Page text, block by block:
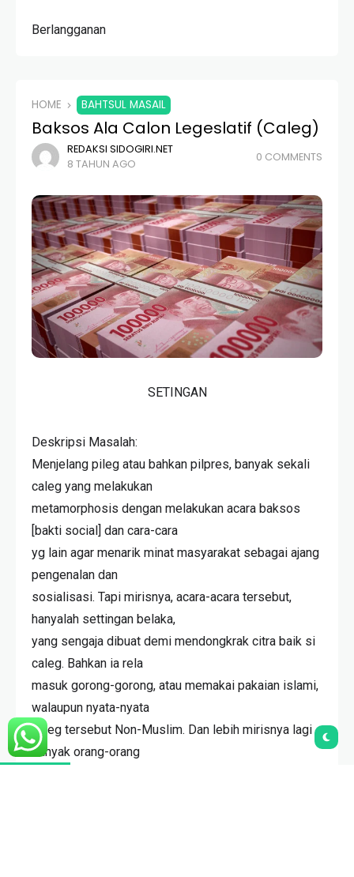
Berlangganan
HOME BAHTSUL MASAIL
Baksos Ala Calon Legeslatif (Caleg)
REDAKSI SIDOGIRI.NET
8 TAHUN AGO
0 COMMENTS
SETINGAN
Deskripsi Masalah:
Menjelang pileg atau bahkan pilpres, banyak sekali
caleg yang melakukan
metamorphosis dengan melakukan acara baksos
[bakti social] dan cara-cara
yg lain agar menarik minat masyarakat sebagai ajang
pengenalan dan
sosialisasi. Tapi mirisnya, acara-acara tersebut,
hanyalah settingan belaka,
yang sengaja dibuat demi mendongkrak citra baik si
caleg. Bahkan ia rela
masuk gorong-gorong, atau memakai pakaian islami,
walaupun nyata-nyata
caleg tersebut Non-Muslim. Dan lebih mirisnya lagi
banyak orang-orang